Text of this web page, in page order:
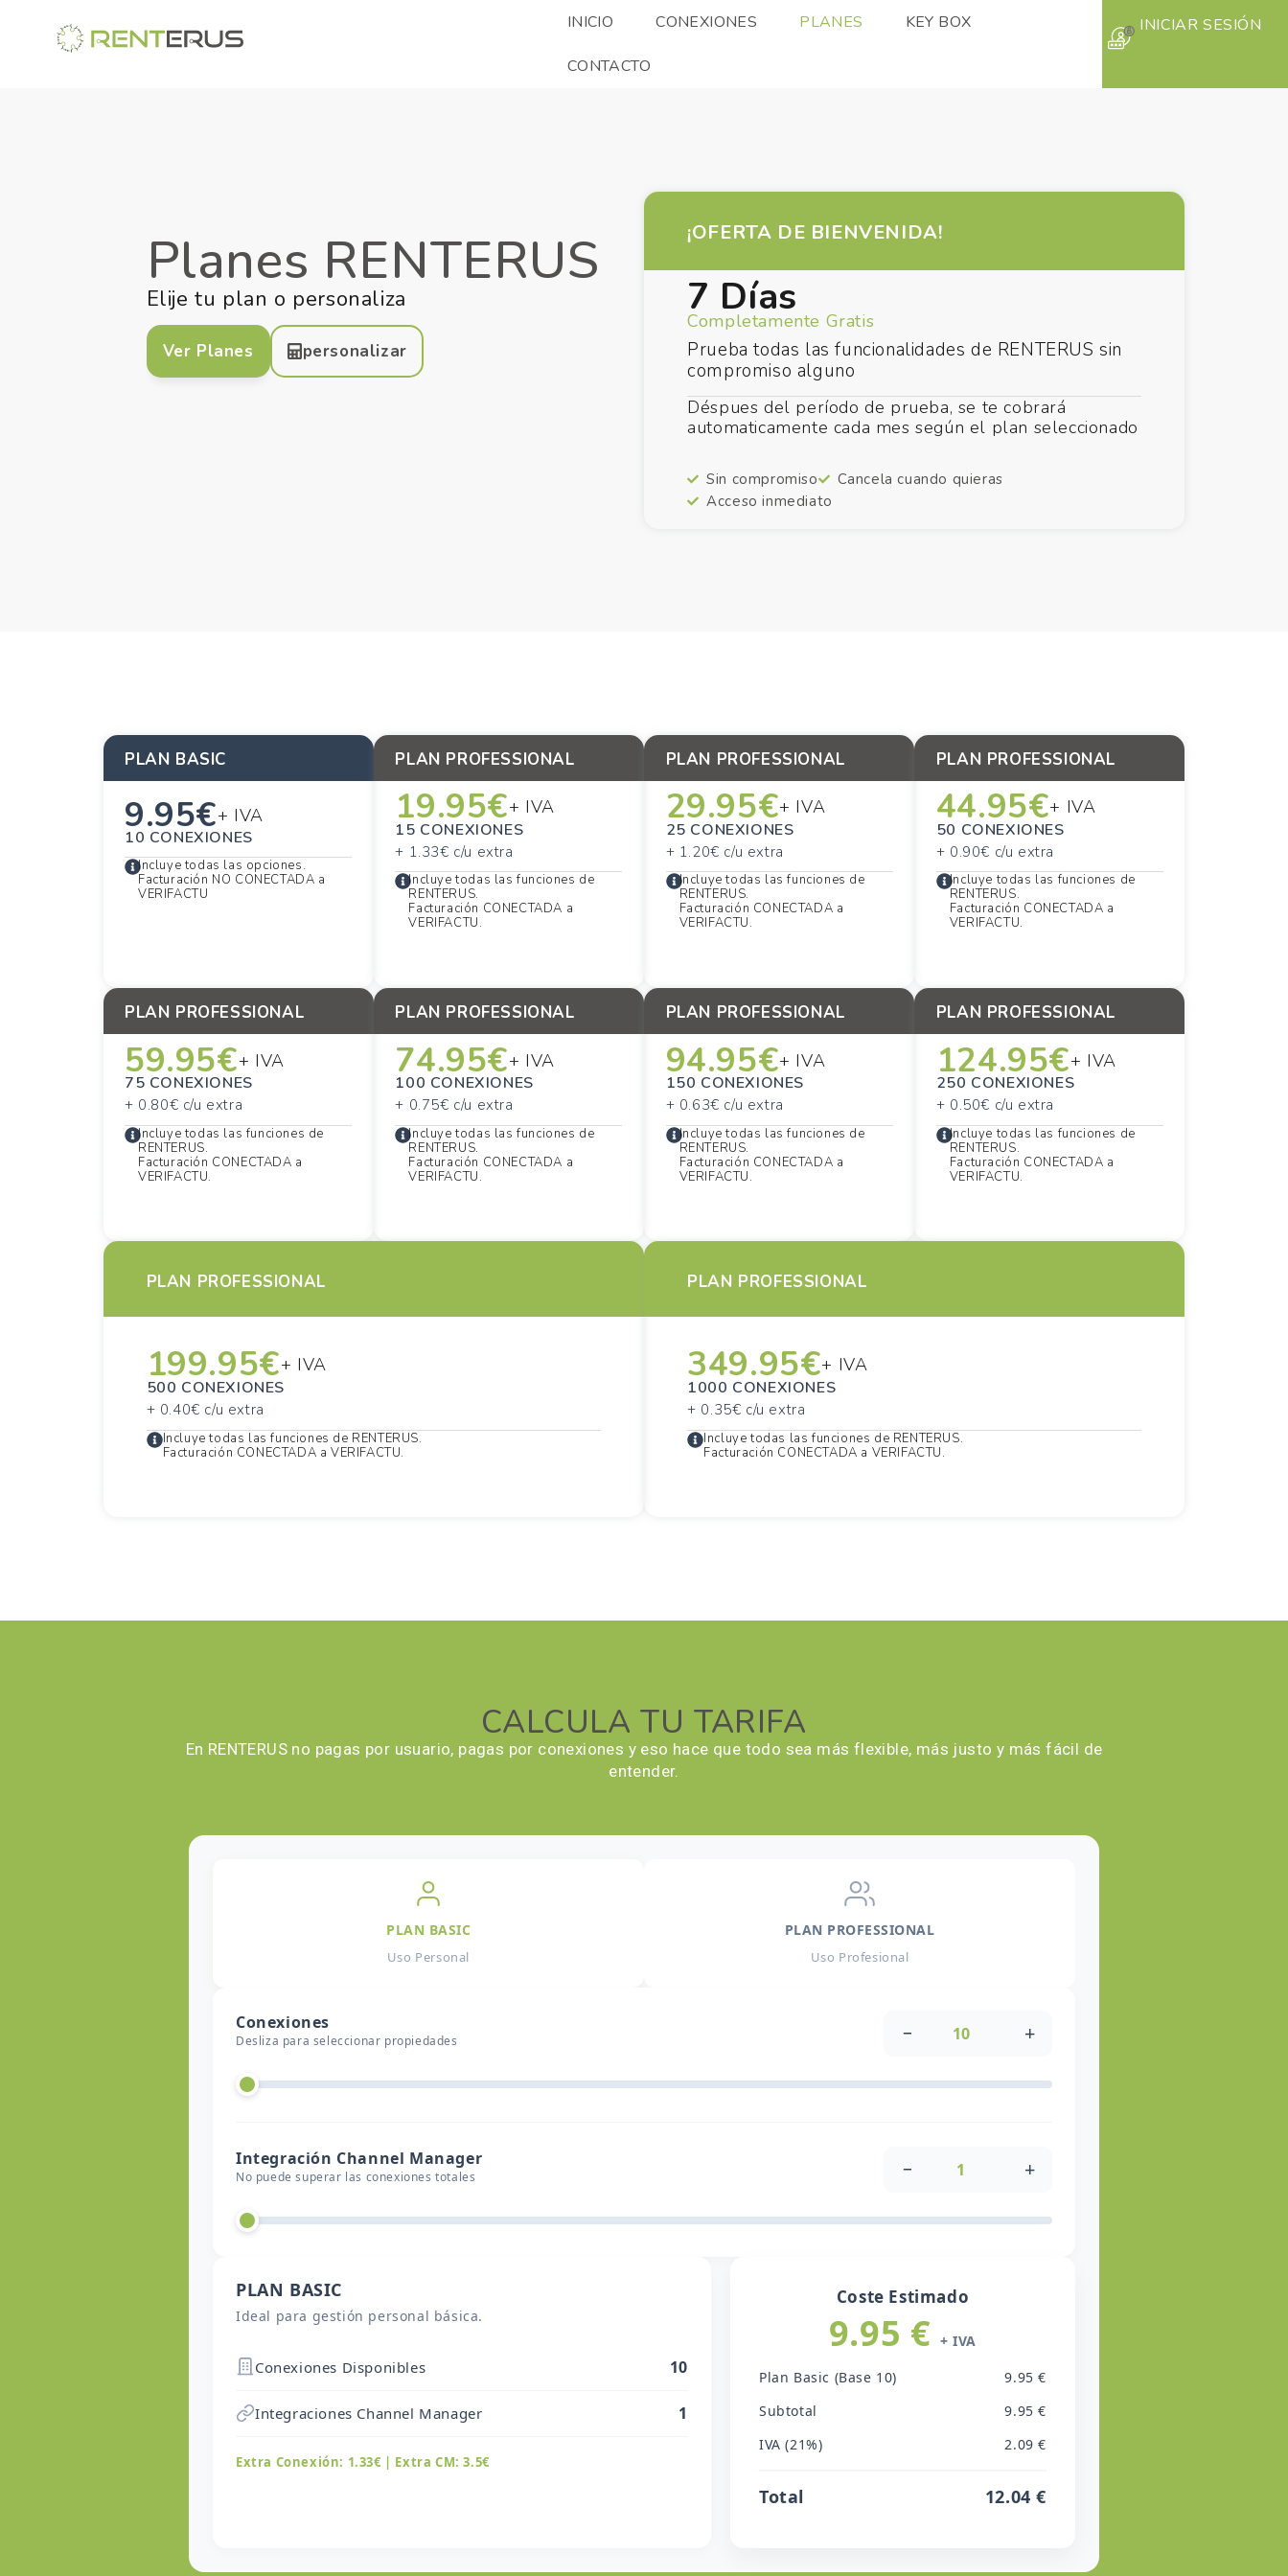
INICIO CONEXIONES PLANES KEY BOX
CONTACTO
INICIAR SESIÓN
Planes RENTERUS
Elije tu plan o personaliza
Ver Planes personalizar
¡OFERTA DE BIENVENIDA!
7 Días
Completamente Gratis
Prueba todas las funcionalidades de RENTERUS sin
compromiso alguno
Déspues del período de prueba, se te cobrará
automaticamente cada mes según el plan seleccionado
Sin compromiso
Cancela cuando quieras
Acceso inmediato
PLAN BASIC
9.95€+ IVA
10 CONEXIONES
Incluye todas las opciones.
Facturación NO CONECTADA a
VERIFACTU
PLAN PROFESSIONAL
19.95€+ IVA
15 CONEXIONES
+ 1.33€ c/u extra
Incluye todas las funciones de
RENTERUS.
Facturación CONECTADA a
VERIFACTU.
PLAN PROFESSIONAL
29.95€+ IVA
25 CONEXIONES
+ 1.20€ c/u extra
Incluye todas las funciones de
RENTERUS.
Facturación CONECTADA a
VERIFACTU.
PLAN PROFESSIONAL
44.95€+ IVA
50 CONEXIONES
+ 0.90€ c/u extra
Incluye todas las funciones de
RENTERUS.
Facturación CONECTADA a
VERIFACTU.
PLAN PROFESSIONAL
59.95€+ IVA
75 CONEXIONES
+ 0.80€ c/u extra
Incluye todas las funciones de
RENTERUS.
Facturación CONECTADA a
VERIFACTU.
PLAN PROFESSIONAL
74.95€+ IVA
100 CONEXIONES
+ 0.75€ c/u extra
Incluye todas las funciones de
RENTERUS.
Facturación CONECTADA a
VERIFACTU.
PLAN PROFESSIONAL
94.95€+ IVA
150 CONEXIONES
+ 0.63€ c/u extra
Incluye todas las funciones de
RENTERUS.
Facturación CONECTADA a
VERIFACTU.
PLAN PROFESSIONAL
124.95€+ IVA
250 CONEXIONES
+ 0.50€ c/u extra
Incluye todas las funciones de
RENTERUS.
Facturación CONECTADA a
VERIFACTU.
PLAN PROFESSIONAL
199.95€+ IVA
500 CONEXIONES
+ 0.40€ c/u extra
Incluye todas las funciones de RENTERUS.
Facturación CONECTADA a VERIFACTU.
PLAN PROFESSIONAL
349.95€+ IVA
1000 CONEXIONES
+ 0.35€ c/u extra
Incluye todas las funciones de RENTERUS.
Facturación CONECTADA a VERIFACTU.
CALCULA TU TARIFA
En RENTERUS no pagas por usuario, pagas por conexiones y eso hace que todo sea más flexible, más justo y más fácil de
entender.
PLAN BASIC
Uso Personal
PLAN PROFESSIONAL
Uso Profesional
Conexiones
Desliza para seleccionar propiedades − +
Integración Channel Manager
No puede superar las conexiones totales − +
PLAN BASIC
Ideal para gestión personal básica.
Conexiones Disponibles 10
Integraciones Channel Manager 1
Extra Conexión: 1.33€ | Extra CM: 3.5€
Coste Estimado
9.95 €+ IVA
Plan Basic (Base 10)
9.95 €
Subtotal
9.95 €
IVA (21%)
2.09 €
Total 12.04 €